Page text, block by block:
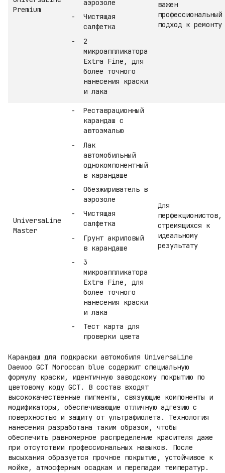
Premium
аэрозоле
Чистящая
салфетка
2
микроаппликатора
Extra Fine, для
более точного
нанесения краски
и лака
важен
профессиональный
подход к ремонту
UniversaLine
Master
Реставрационный
карандаш с
автоэмалью
Лак
автомобильный
однокомпонентный
в карандаше
Обезжириватель в
аэрозоле
Чистящая
салфетка
Грунт акриловый
в карандаше
3
микроаппликатора
Extra Fine, для
более точного
нанесения краски
и лака
Тест карта для
проверки цвета
Для
перфекционистов,
стремящихся к
идеальному
результату
Карандаш для подкраски автомобиля UniversaLine
Daewoo GCT Moroccan blue содержит специальную
формулу краски, идентичную заводскому покрытию по
цветовому коду GCT. В состав входят
высококачественные пигменты, связующие компоненты и
модификаторы, обеспечивающие отличную адгезию с
поверхностью и защиту от ультрафиолета. Технология
нанесения разработана таким образом, чтобы
обеспечить равномерное распределение красителя даже
при отсутствии профессиональных навыков. После
высыхания образуется прочное покрытие, устойчивое к
мойке, атмосферным осадкам и перепадам температур.